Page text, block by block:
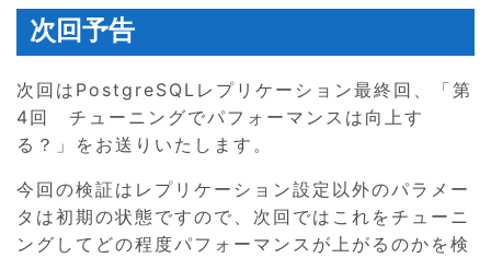
次回予告
次回はPostgreSQLレプリケーション最終回、「第
4回 チューニングでパフォーマンスは向上す
る？」をお送りいたします。
今回の検証はレプリケーション設定以外のパラメー
タは初期の状態ですので、次回ではこれをチューニ
ングしてどの程度パフォーマンスが上がるのかを検